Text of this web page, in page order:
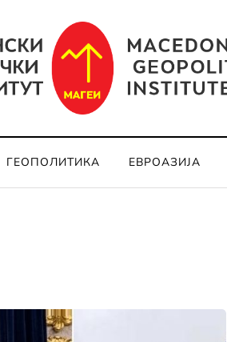
ГЕОПОЛИТИКА ЕВРОАЗИЈА